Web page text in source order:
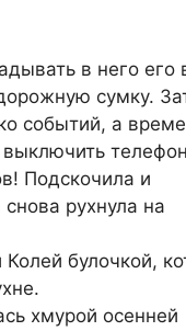
в него его
сумку.
событий, а
Подскочила и
рухнула на
булочкой,
хмурой осенней